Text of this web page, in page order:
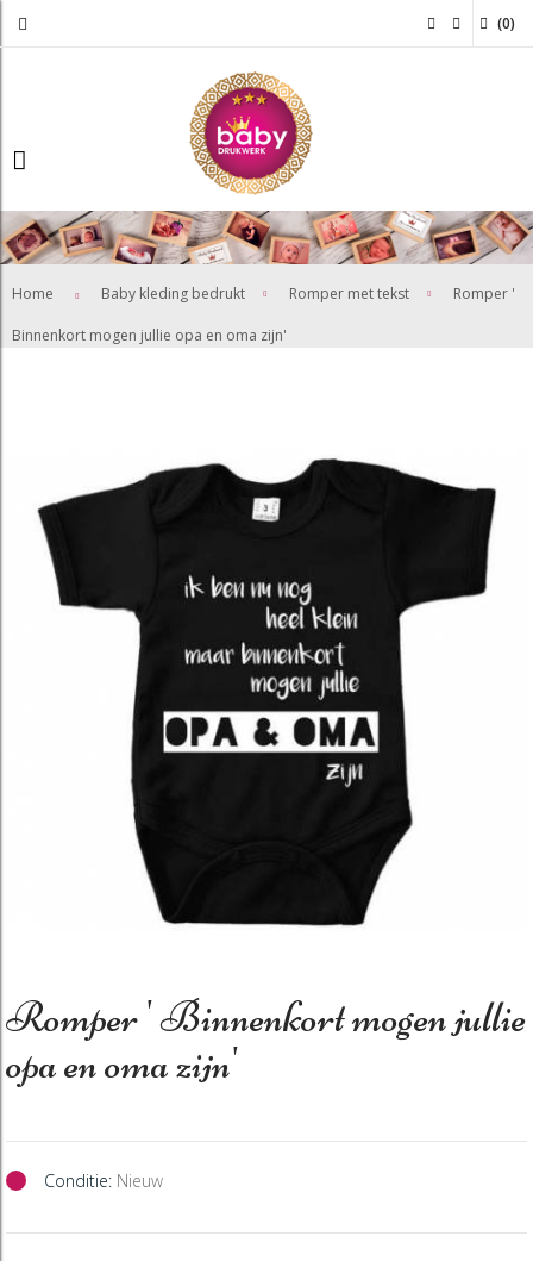
(0)
Home Baby kleding bedrukt Romper met tekst Romper '
Binnenkort mogen jullie opa en oma zijn'
Romper ' Binnenkort mogen jullie
opa en oma zijn'
Conditie: Nieuw